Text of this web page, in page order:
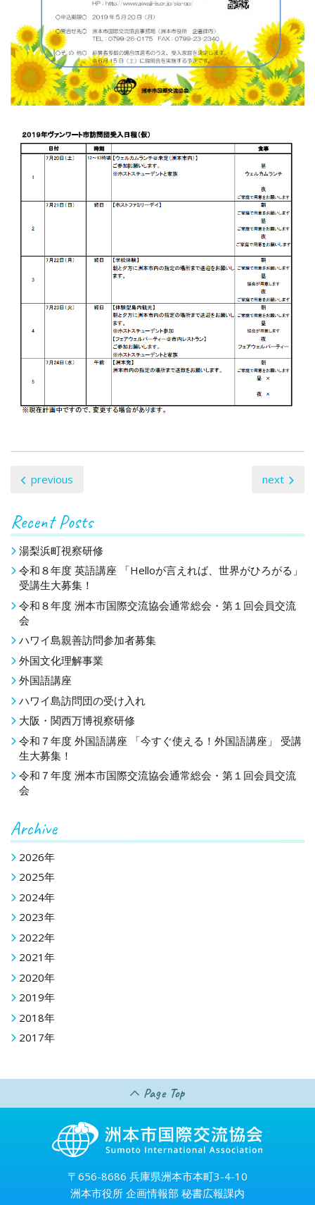
投
ナ
ビ
ゲ
ー
シ
ョ
ン
previous next
Recent Posts
湯梨浜町視察研修
令和８年度 英語講座 「Helloが言えれば、世界がひろがる」
受講生大募集！
令和８年度 洲本市国際交流協会通常総会・第１回会員交流
会
ハワイ島親善訪問参加者募集
外国文化理解事業
外国語講座
ハワイ島訪問団の受け入れ
大阪・関西万博視察研修
令和７年度 外国語講座 「今すぐ使える！外国語講座」 受講
生大募集！
令和７年度 洲本市国際交流協会通常総会・第１回会員交流
会
Archive
2026年
2025年
2024年
2023年
2022年
2021年
2020年
2019年
2018年
2017年
Page Top
〒656-8686 兵庫県洲本市本町3-4-10
洲本市役所 企画情報部 秘書広報課内